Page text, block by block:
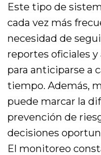
Este tipo de
cada vez más
necesidad de
reportes oficiales
para anticiparse a
tiempo. Además,
puede marcar la
prevención de
decisiones
El monitoreo